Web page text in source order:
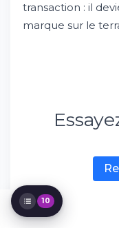
Environnement de
Comment réussir
d'emploi
10
transaction : il
marque sur le